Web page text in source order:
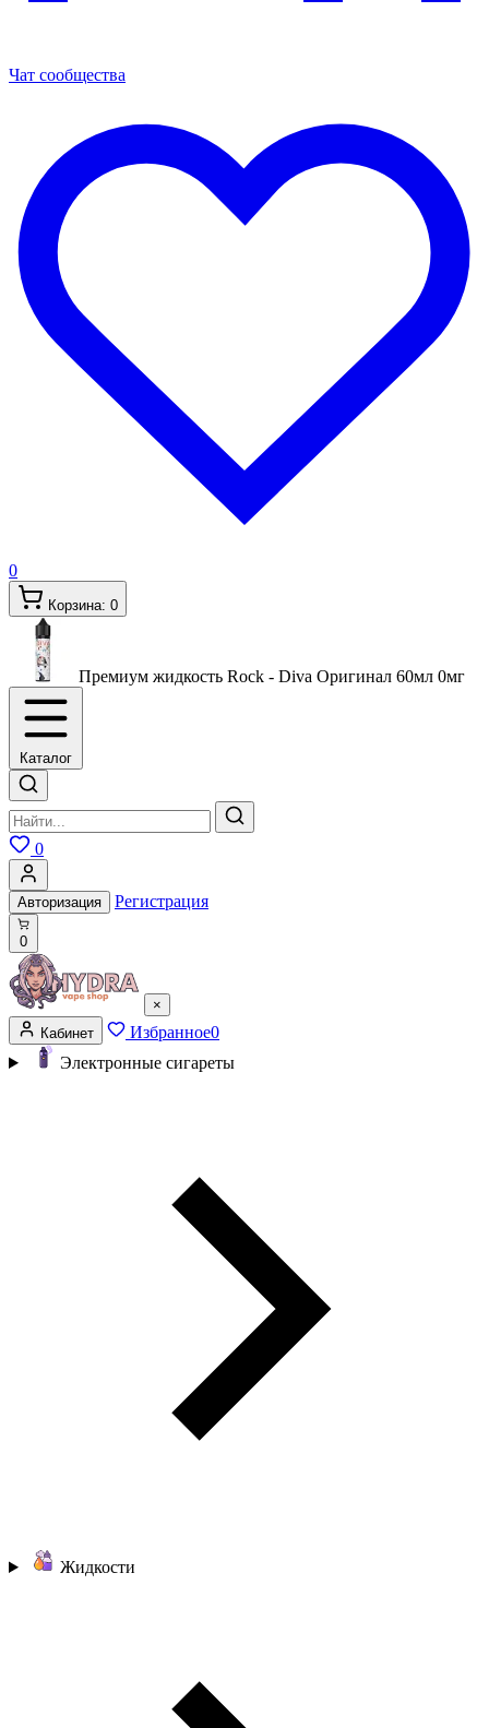
Чат сообщества
0
Корзина: 0
Премиум жидкость Rock - Diva Оригинал 60мл 0мг
Каталог
0
Авторизация Регистрация
0
×
Кабинет
Избранное0
Электронные сигареты
Жидкости